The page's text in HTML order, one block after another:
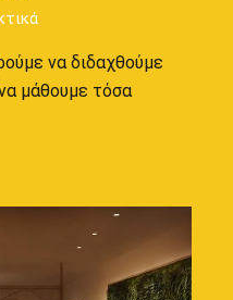
να διδαχθούμε
μάθουμε τόσα